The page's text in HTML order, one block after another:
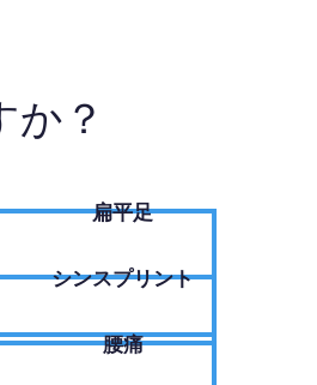
か？
扁平足
シンスプリント
腰痛